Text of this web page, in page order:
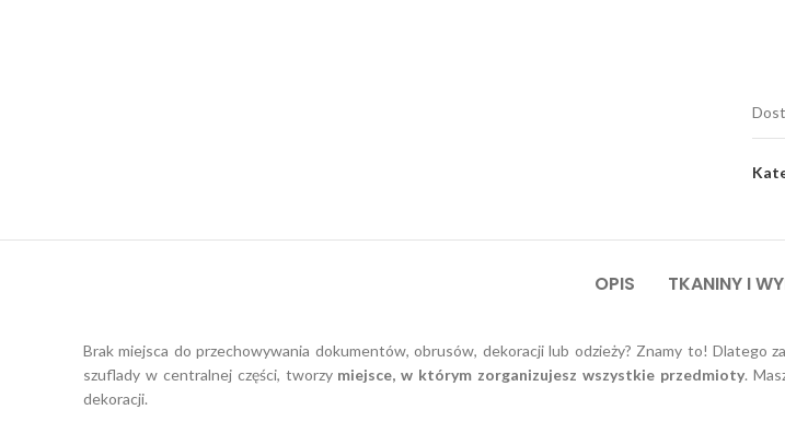
OPIS TKANINY I
Brak miejsca do przechowywania dokumentów, obrusów, dekoracji lub odzieży? Znamy to! Dlatego
szuflady w centralnej części, tworzy miejsce, w którym zorganizujesz wszystkie przedmioty.
dekoracji.